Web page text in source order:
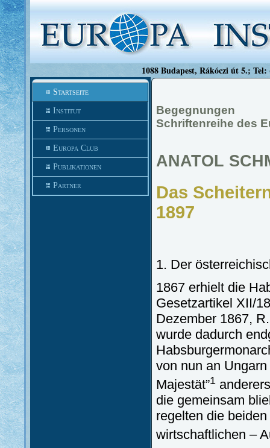
1088 Budapest, Rákóczi út 5.;
Startseite
Institut
Personen
Europa Club
Publikationen
Partner
Begegnungen
Schriftenreihe des
ANATOL
Das
1897
1. Der
1867 erhielt die
Gesetzartikel XII/
Dezember 1867,
wurde dadurch
von nun an
Majestät”1
die gemeinsam
regelten die
wirtschaftlichen –